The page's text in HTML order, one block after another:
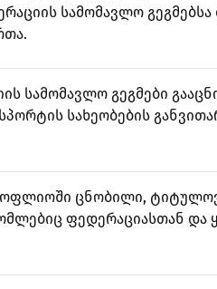
სამომავლო გეგმებსა
სამომავლო გეგმები
სახეობების
ცნობილი,
ფედერაციასთან და